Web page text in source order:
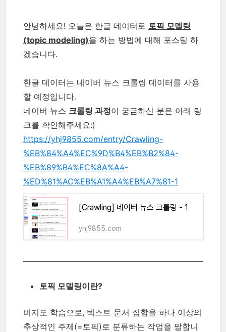
안녕하세요! 오늘은 한글 데이터로 토픽 모델링
(topic modeling)을 하는 방법에 대해 포스팅 하
겠습니다.
한글 데이터는 네이버 뉴스 크롤링 데이터를 사용
할 예정입니다.
네이버 뉴스 크롤링 과정이 궁금하신 분은 아래 링
크를 확인해주세요:)
https://yhj9855.com/entry/Crawling-
%EB%84%A4%EC%9D%B4%EB%B2%84-
%EB%89%B4%EC%8A%A4-
%ED%81%AC%EB%A1%A4%EB%A7%81-1
[Crawling] 네이버 뉴스 크롤링 - 1
yhj9855.com
토픽 모델링이란?
비지도 학습으로, 텍스트 문서 집합을 하나 이상의
추상적인 주제(=토픽)로 분류하는 작업을 말합니